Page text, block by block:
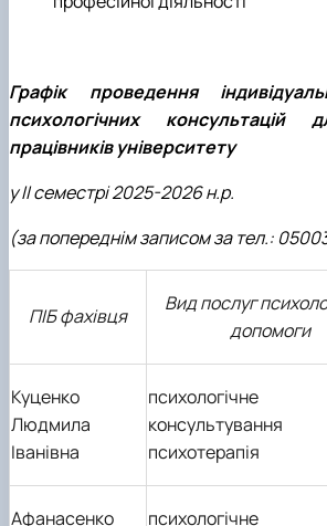
Графік проведення
психологічних консультацій
працівників університету
у ІІ семестрі 2025-2026 н.р.
(за попереднім записом за тел.:
ПІБ фахівця
Вид послуг
допомоги
Куценко
Людмила
Іванівна
психологічне
психотерапія
Афанасенко
психологічне